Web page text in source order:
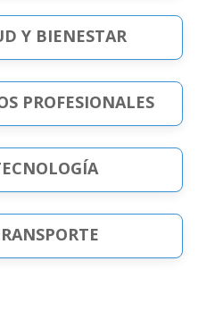
Y BIENESTAR
PROFESIONALES